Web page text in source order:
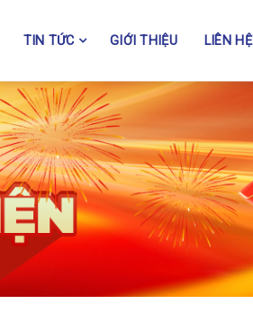
TIN TỨC GIỚI THIỆU LIÊN HỆ